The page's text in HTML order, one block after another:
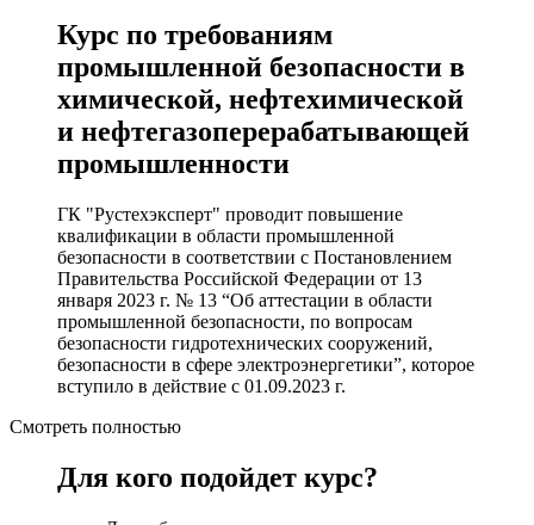
Курс по требованиям
промышленной безопасности в
химической, нефтехимической
и нефтегазоперерабатывающей
промышленности
ГК "Рустехэксперт" проводит повышение
квалификации в области промышленной
безопасности в соответствии с Постановлением
Правительства Российской Федерации от 13
января 2023 г. № 13 “Об аттестации в области
промышленной безопасности, по вопросам
безопасности гидротехнических сооружений,
безопасности в сфере электроэнергетики”, которое
вступило в действие с 01.09.2023 г.
Смотреть полностью
Для кого подойдет курс?